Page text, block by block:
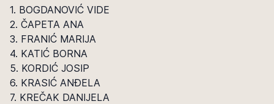
1. BOGDANOVIĆ VIDE
2. ČAPETA ANA
3. FRANIĆ MARIJA
4. KATIĆ BORNA
5. KORDIĆ JOSIP
6. KRASIĆ ANĐELA
7. KREČAK DANIJELA